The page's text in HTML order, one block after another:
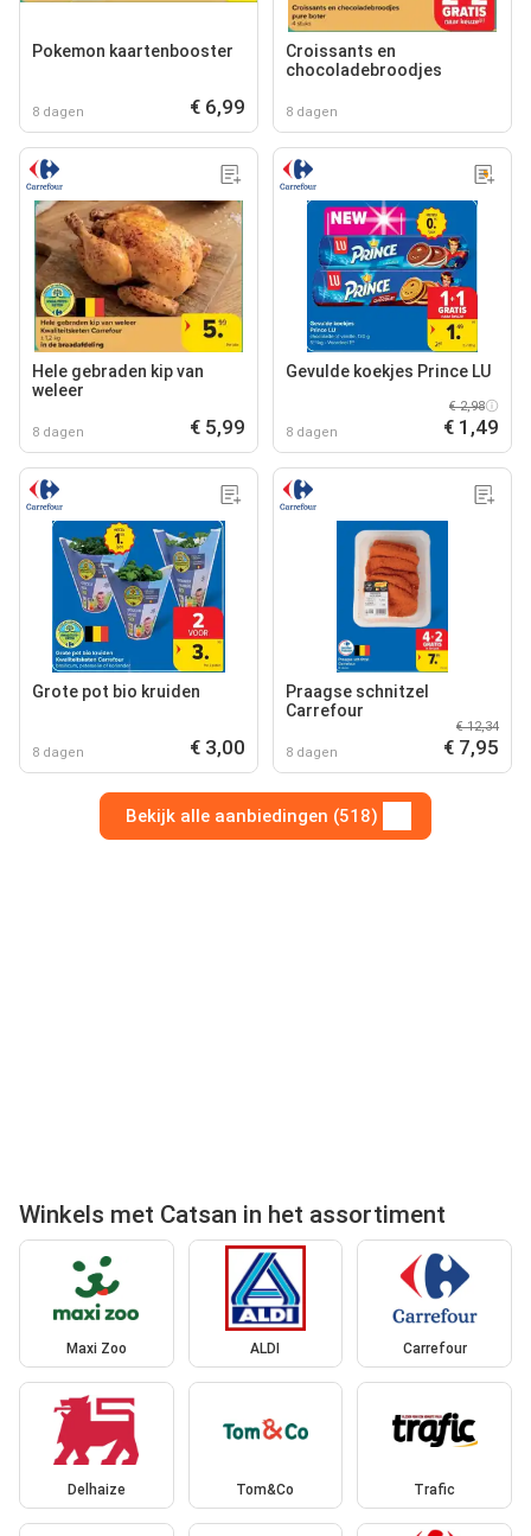
Pokemon kaartenbooster
8 dagen € 6,99
Croissants en
chocoladebroodjes
8 dagen
Hele gebraden kip van
weleer
8 dagen € 5,99
Gevulde koekjes Prince LU
8 dagen
€ 2,98
€ 1,49
Grote pot bio kruiden
8 dagen € 3,00
Praagse schnitzel
Carrefour
8 dagen
€ 12,34
€ 7,95
Bekijk alle aanbiedingen (518)
Winkels met Catsan in het assortiment
Maxi Zoo ALDI Carrefour
Delhaize Tom&Co Trafic